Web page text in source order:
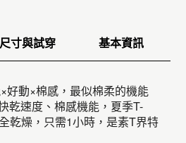
尺寸與試穿 基本資訊
好動×棉感，最似棉柔的機能
乾速度、棉感機能，夏季T-
乾燥，只需1小時，是素T界特